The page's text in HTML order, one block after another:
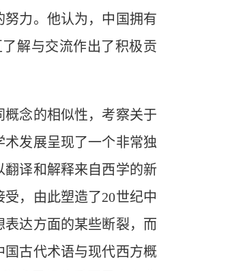
力。他认为，中国拥有
解与交流作出了积极贡
念的相似性，考察关于
发展呈现了一个非常独
译和解释来自西学的新
，由此塑造了20世纪中
达方面的某些断裂，而
古代术语与现代西方概